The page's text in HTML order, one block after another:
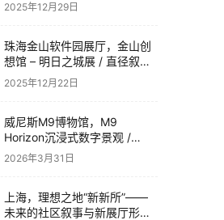
2025年12月29日
珠海金山软件园展厅，金山创
想馆 – 明日之城展 / 直径叙事
设计
2025年12月22日
威尼斯M9博物馆，M9
Horizon沉浸式数字景观 /
Dotdotdot
2026年3月31日
上海，理想之地“新新所”——
未来的社区叙事与新展厅形态